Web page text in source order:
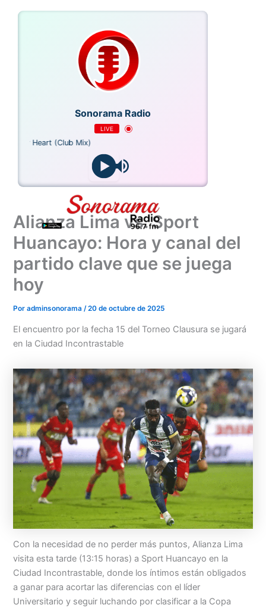
Sonorama Radio
LIVE
Heart (Club Mix)
Menu
Alianza Lima vs. Sport
Huancayo: Hora y canal del
partido clave que se juega
hoy
Poradminsonorama/20 de octubre de 2025
El encuentro por la fecha 15 del Torneo Clausura se jugará
en la Ciudad Incontrastable
Con la necesidad de no perder más puntos, Alianza Lima
visita esta tarde (13:15 horas) a Sport Huancayo en la
Ciudad Incontrastable, donde los íntimos están obligados
a ganar para acortar las diferencias con el líder
Universitario y seguir luchando por clasificar a la Copa